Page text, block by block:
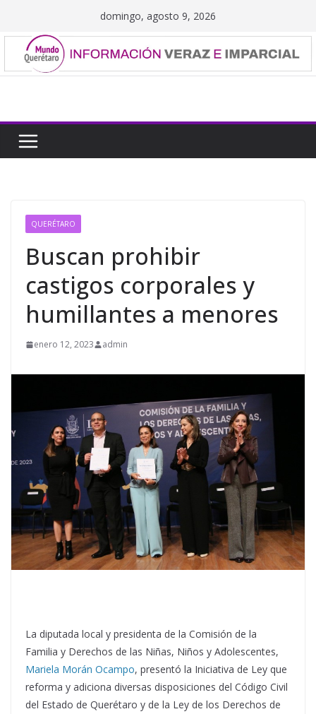
contenido
domingo, agosto 9, 2026
QUERÉTARO
Buscan prohibir
castigos corporales y
humillantes a menores
enero 12, 2023 admin
La diputada local y presidenta de la Comisión de la
Familia y Derechos de las Niñas, Niños y Adolescentes,
Mariela Morán Ocampo, presentó la Iniciativa de Ley que
reforma y adiciona diversas disposiciones del Código Civil
del Estado de Querétaro y de la Ley de los Derechos de